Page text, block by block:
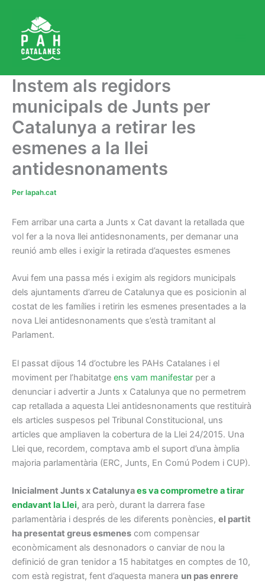
contingut
Instem als regidors
municipals de Junts per
Catalunya a retirar les
esmenes a la llei
antidesnonaments
Per lapah.cat
Fem arribar una carta a Junts x Cat davant la retallada que
vol fer a la nova llei antidesnonaments, per demanar una
reunió amb elles i exigir la retirada d’aquestes esmenes
Avui fem una passa més i exigim als regidors municipals
dels ajuntaments d’arreu de Catalunya que es posicionin al
costat de les famílies i retirin les esmenes presentades a la
nova Llei antidesnonaments que s’està tramitant al
Parlament.
El passat dijous 14 d’octubre les PAHs Catalanes i el
moviment per l’habitatge ens vam manifestar per a
denunciar i advertir a Junts x Catalunya que no permetrem
cap retallada a aquesta Llei antidesnonaments que restituirà
els articles suspesos pel Tribunal Constitucional, uns
articles que ampliaven la cobertura de la Llei 24/2015. Una
Llei que, recordem, comptava amb el suport d’una àmplia
majoria parlamentària (ERC, Junts, En Comú Podem i CUP).
Inicialment Junts x Catalunyaes va comprometre a tirar
endavant la Llei, ara però, durant la darrera fase
parlamentària i després de les diferents ponències, el partit
ha presentat greus esmenes com compensar
econòmicament als desnonadors o canviar de nou la
definició de gran tenidor a 15 habitatges en comptes de 10,
com està registrat, fent d’aquesta manera un pas enrere